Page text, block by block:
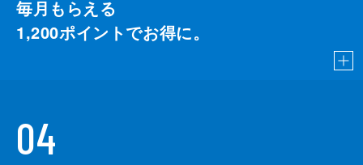
毎月もらえる
1,200ポイントでお得に。
04